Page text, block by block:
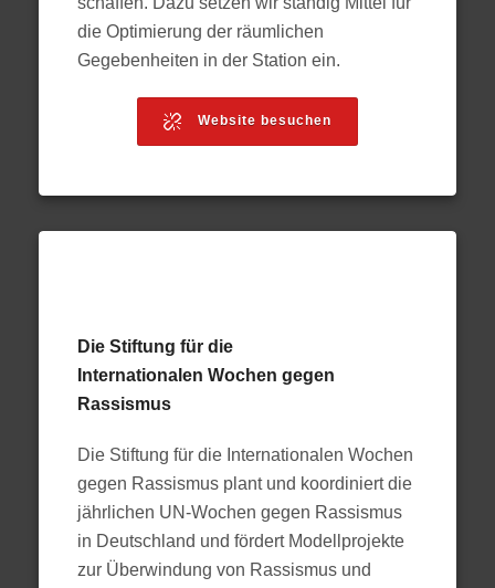
die Optimierung der räumlichen
Gegebenheiten in der Station ein.
Website besuchen
Die Stiftung für die
Internationalen Wochen gegen
Rassismus
Die Stiftung für die Internationalen Wochen
gegen Rassismus plant und koordiniert die
jährlichen UN-Wochen gegen Rassismus
in Deutschland und fördert Modellprojekte
zur Überwindung von Rassismus und